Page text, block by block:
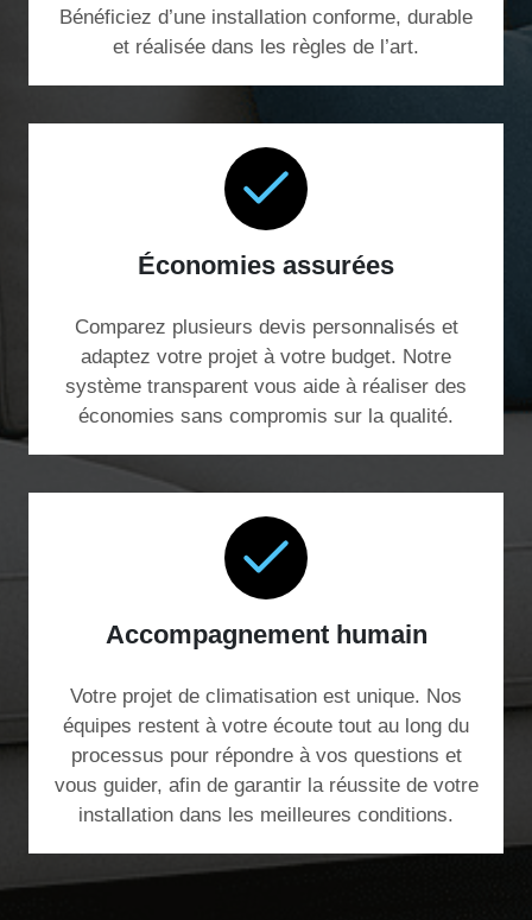
Bénéficiez d’une installation conforme, durable
et réalisée dans les règles de l’art.
Économies assurées
Comparez plusieurs devis personnalisés et
adaptez votre projet à votre budget. Notre
système transparent vous aide à réaliser des
économies sans compromis sur la qualité.
Accompagnement humain
Votre projet de climatisation est unique. Nos
équipes restent à votre écoute tout au long du
processus pour répondre à vos questions et
vous guider, afin de garantir la réussite de votre
installation dans les meilleures conditions.